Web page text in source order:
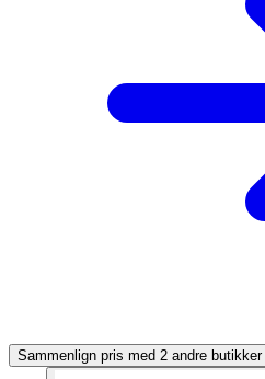
Sammenlign pris med 2 andre butikker